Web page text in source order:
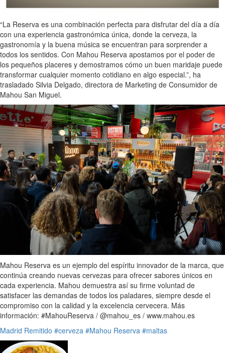
“La Reserva es una combinación perfecta para disfrutar del día a día
con una experiencia gastronómica única, donde la cerveza, la
gastronomía y la buena música se encuentran para sorprender a
todos los sentidos. Con Mahou Reserva apostamos por el poder de
los pequeños placeres y demostramos cómo un buen maridaje puede
transformar cualquier momento cotidiano en algo especial.”, ha
trasladado Silvia Delgado, directora de Marketing de Consumidor de
Mahou San Miguel.
Mahou Reserva es un ejemplo del espíritu innovador de la marca, que
continúa creando nuevas cervezas para ofrecer sabores únicos en
cada experiencia. Mahou demuestra así su firme voluntad de
satisfacer las demandas de todos los paladares, siempre desde el
compromiso con la calidad y la excelencia cervecera. Más
información: #MahouReserva / @mahou_es / www.mahou.es
Madrid Remitido #cerveza #Mahou Reserva #maltas